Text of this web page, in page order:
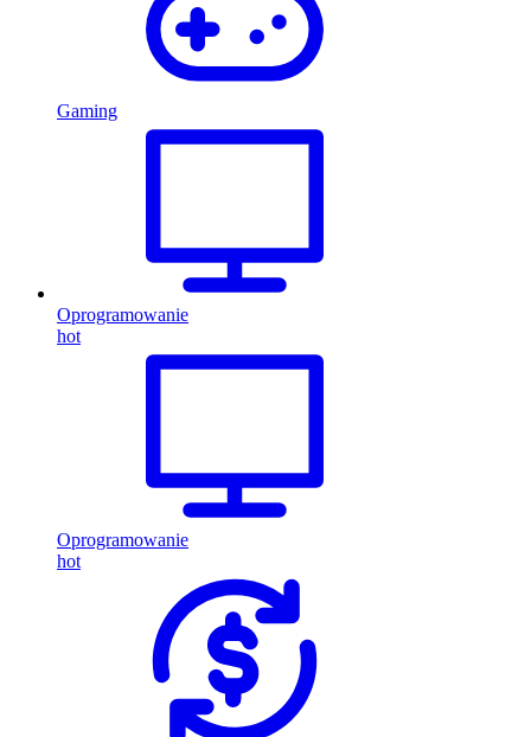
Gaming
Oprogramowanie
hot
Oprogramowanie
hot